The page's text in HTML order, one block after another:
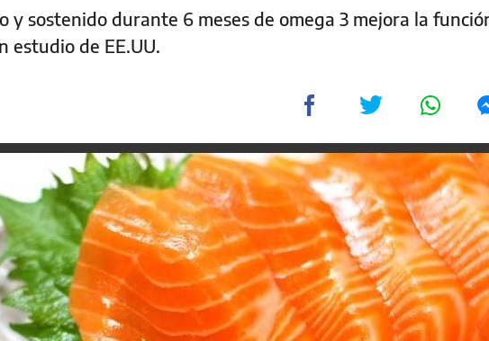
y sostenido durante 6 meses de omega 3 mejora la
estudio de EE.UU.